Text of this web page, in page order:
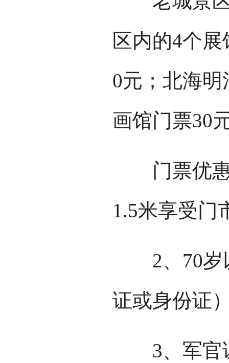
区内的4个
0元；北海
画馆门票30
门票优惠
1.5米享受门
2、70岁
证或身份证
3、军官证